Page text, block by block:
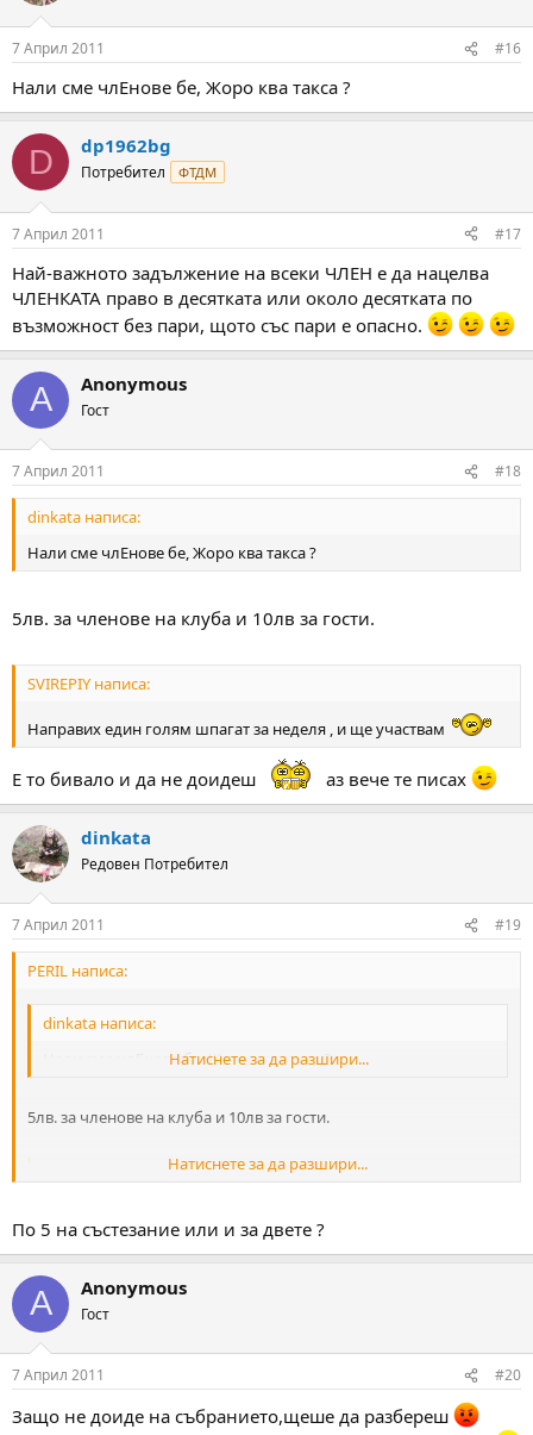
7 Април 2011 #16
Нали сме члЕнове бе, Жоро ква такса ?
D dp1962bg
Потребител ФТДМ
7 Април 2011 #17
Най-важното задължение на всеки ЧЛЕН е да нацелва
ЧЛЕНКАТА право в десятката или около десятката по
възможност без пари, щото със пари е опасно.
A Anonymous
Гост
7 Април 2011 #18
dinkata написа:
Нали сме члЕнове бе, Жоро ква такса ?
5лв. за членове на клуба и 10лв за гости.
SVIREPIY написа:
Направих един голям шпагат за неделя , и ще участвам
Е то бивало и да не доидеш аз вече те писах
dinkata
Редовен Потребител
7 Април 2011 #19
PERIL написа:
dinkata написа:
Нали сме члЕнове бе, Жоро ква такса ?
Натиснете за да разшири...
5лв. за членове на клуба и 10лв за гости.
Е то бивало и да не доидеш аз вече те писах
Натиснете за да разшири...
По 5 на състезание или и за двете ?
A Anonymous
Гост
7 Април 2011 #20
Защо не доиде на събранието,щеше да разбереш